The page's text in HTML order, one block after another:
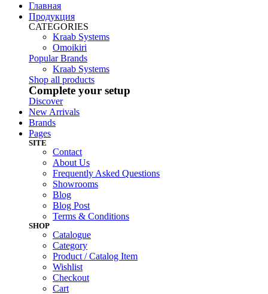
Главная
Продукция
CATEGORIES
Kraab Systems
Omoikiri
Popular Brands
Kraab Systems
Shop all products
Complete your setup
Discover
New Arrivals
Brands
Pages
SITE
Contact
About Us
Frequently Asked Questions
Showrooms
Blog
Blog Post
Terms & Conditions
SHOP
Catalogue
Category
Product / Catalog Item
Wishlist
Checkout
Cart